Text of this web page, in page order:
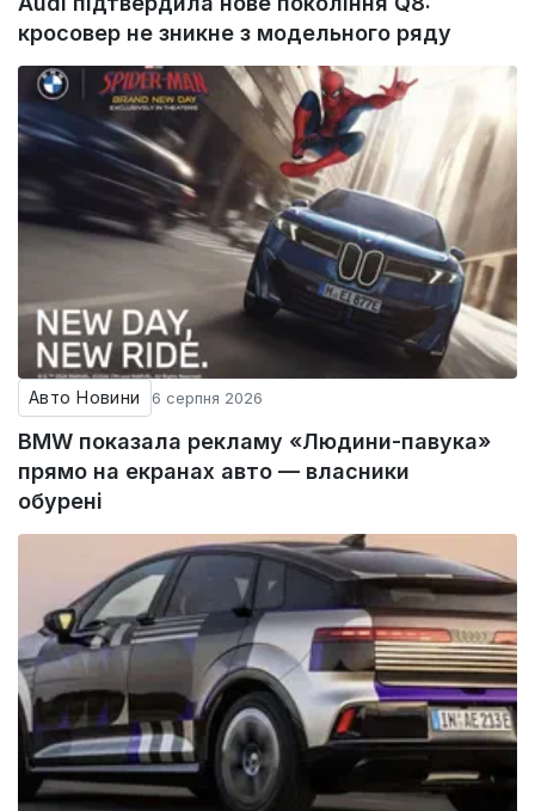
кросовер не зникне з модельного ряду
Авто Новини 6 серпня 2026
BMW показала рекламу «Людини-павука»
прямо на екранах авто — власники
обурені